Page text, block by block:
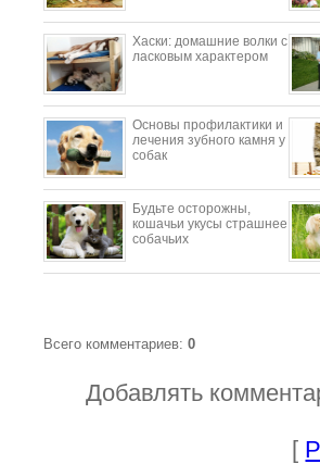
​Хаски: домашние волки с
ласковым характером
Основы профилактики и
лечения зубного камня у
собак
Будьте осторожны,
кошачьи укусы страшнее
собачьих
Всего комментариев: 0
Добавлять
[